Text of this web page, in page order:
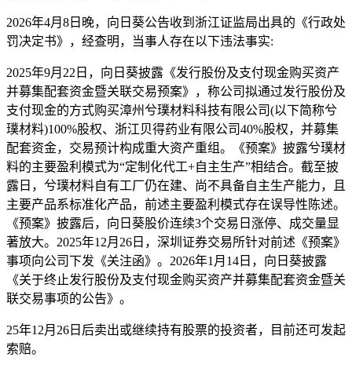
2026年4月8日晚，向日葵公告收到浙江证监局出具的《行政处
罚决定书》，经查明，当事人存在以下违法事实:
2025年9月22日，向日葵披露《发行股份及支付现金购买资产
并募集配套资金暨关联交易预案》，称公司拟通过发行股份及
支付现金的方式购买漳州兮璞材料科技有限公司(以下简称兮
璞材料)100%股权、浙江贝得药业有限公司40%股权，并募集
配套资金，交易预计构成重大资产重组。《预案》披露兮璞材
料的主要盈利模式为“定制化代工+自主生产”相结合。截至披
露日，兮璞材料自有工厂仍在建、尚不具备自主生产能力，且
主要产品系标准化产品，前述主要盈利模式存在误导性陈述。
《预案》披露后，向日葵股价连续3个交易日涨停、成交量显
著放大。2025年12月26日，深圳证券交易所针对前述《预案》
事项向公司下发《关注函》。2026年1月14日，向日葵披露
《关于终止发行股份及支付现金购买资产并募集配套资金暨关
联交易事项的公告》。
25年12月26日后卖出或继续持有股票的投资者，目前还可发起
索赔。